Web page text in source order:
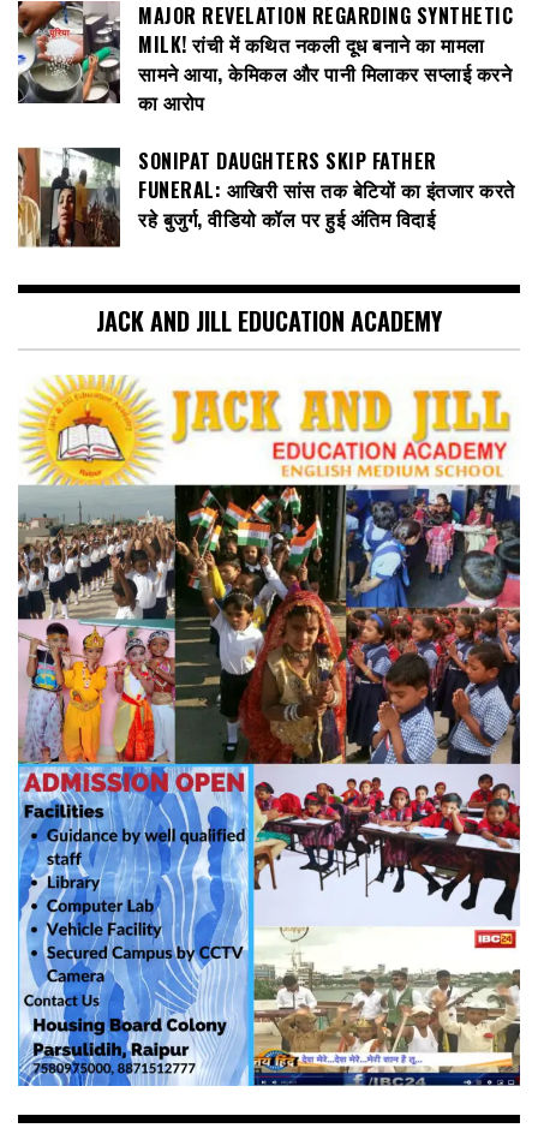
MAJOR REVELATION REGARDING SYNTHETIC
MILK! रांची में कथित नकली दूध बनाने का मामला
सामने आया, केमिकल और पानी मिलाकर सप्लाई करने
का आरोप
SONIPAT DAUGHTERS SKIP FATHER
FUNERAL: आखिरी सांस तक बेटियों का इंतजार करते
रहे बुजुर्ग, वीडियो कॉल पर हुई अंतिम विदाई
JACK AND JILL EDUCATION ACADEMY